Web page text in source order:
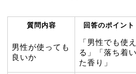
質問内容 回答のポイント
男性が使っても
良いか
「男性でも使え
る」「落ち着い
た香り」